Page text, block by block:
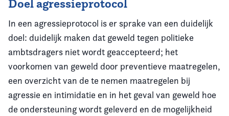
Doel agressieprotocol
In een agressieprotocol is er sprake van een duidelijk
doel: duidelijk maken dat geweld tegen politieke
ambtsdragers niet wordt geaccepteerd; het
voorkomen van geweld door preventieve maatregelen,
een overzicht van de te nemen maatregelen bij
agressie en intimidatie en in het geval van geweld hoe
de ondersteuning wordt geleverd en de mogelijkheid